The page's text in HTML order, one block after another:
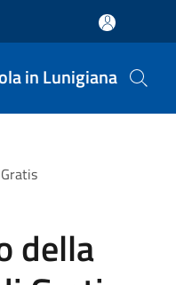
in Lunigiana
della